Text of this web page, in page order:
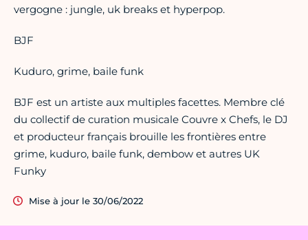
vergogne : jungle, uk breaks et hyperpop.
BJF
Kuduro, grime, baile funk
BJF est un artiste aux multiples facettes. Membre clé
du collectif de curation musicale Couvre x Chefs, le DJ
et producteur français brouille les frontières entre
grime, kuduro, baile funk, dembow et autres UK
Funky
Mise à jour le 30/06/2022